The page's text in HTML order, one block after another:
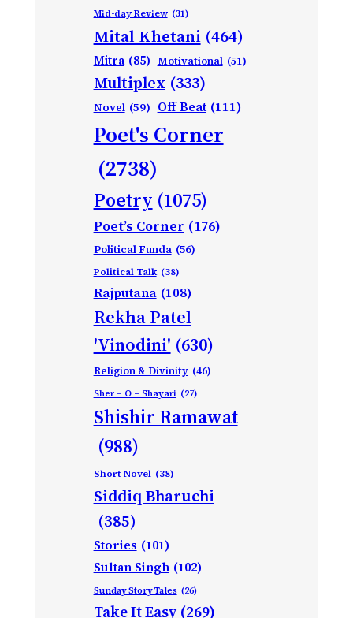
Mid-day Review (31)
Mital Khetani (464)
Mitra (85) Motivational (51)
Multiplex (333)
Novel (59) Off Beat (111)
Poet's Corner
(2738)
Poetry (1075)
Poet’s Corner (176)
Political Funda (56)
Political Talk (38)
Rajputana (108)
Rekha Patel
'Vinodini' (630)
Religion & Divinity (46)
Sher – O – Shayari (27)
Shishir Ramawat
(988)
Short Novel (38)
Siddiq Bharuchi
(385)
Stories (101)
Sultan Singh (102)
Sunday Story Tales (26)
Take It Easy (269)